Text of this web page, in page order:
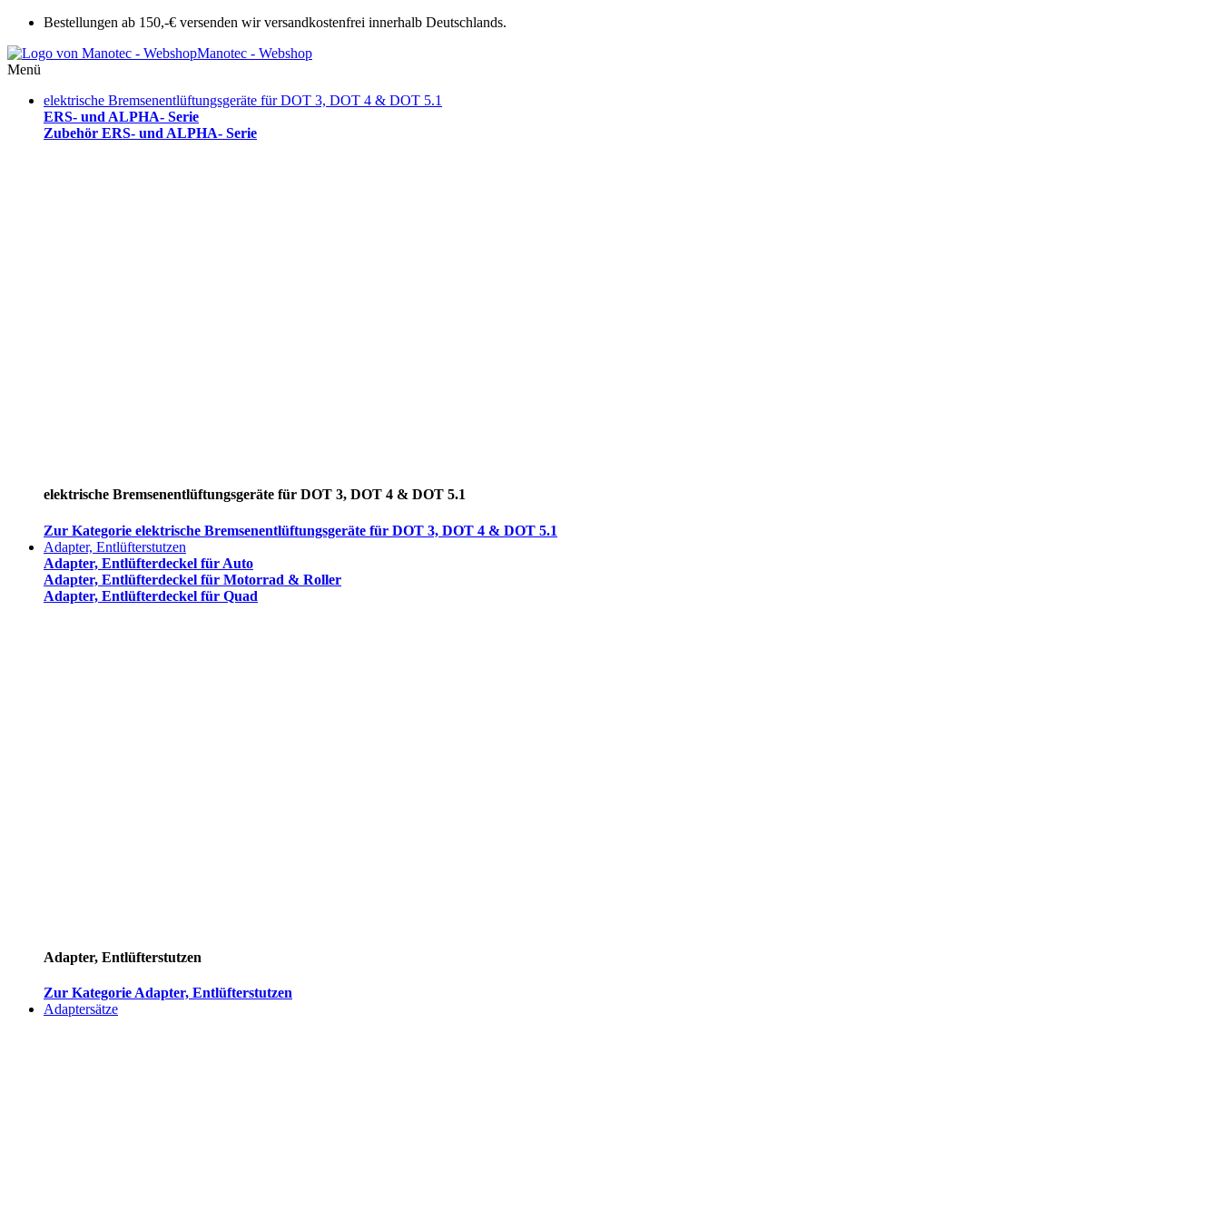
Bestellungen ab 150,-€ versenden wir versandkostenfrei innerhalb Deutschlands.
Manotec - Webshop
Menü
elektrische Bremsenentlüftungsgeräte für DOT 3, DOT 4 & DOT 5.1
ERS- und ALPHA- Serie
Zubehör ERS- und ALPHA- Serie
elektrische Bremsenentlüftungsgeräte für DOT 3, DOT 4 & DOT 5.1
Zur Kategorie elektrische Bremsenentlüftungsgeräte für DOT 3, DOT 4 & DOT 5.1
Adapter, Entlüfterstutzen
Adapter, Entlüfterdeckel für Auto
Adapter, Entlüfterdeckel für Motorrad & Roller
Adapter, Entlüfterdeckel für Quad
Adapter, Entlüfterstutzen
Zur Kategorie Adapter, Entlüfterstutzen
Adaptersätze